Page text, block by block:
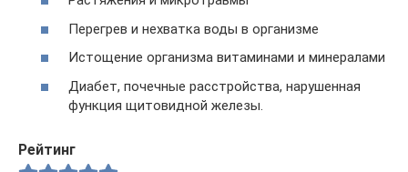
Перегрев и нехватка воды в организме
Истощение организма витаминами и минералами
Диабет, почечные расстройства, нарушенная
функция щитовидной железы.
Рейтинг